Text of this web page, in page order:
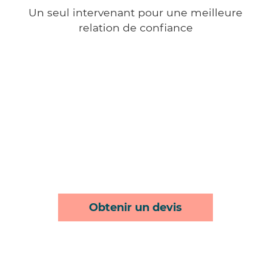
Un seul intervenant pour une meilleure
relation de confiance
Obtenir un devis